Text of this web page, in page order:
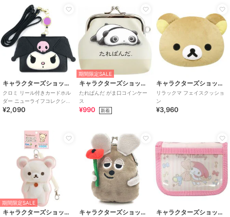
キャラクターズショップ ラフラフ
クロミ リール付きカードホル
ダー ニューライフコレクショ
ン
¥2,090
期間限定SALE
キャラクターズショップ ラフラフ
たれぱんだ がま口コインケー
ス
¥990 新着
キャラクターズショップ ラフラフ
リラックマ フェイスクッショ
ン
¥3,960
期間限定SALE
キャラクターズショップ ラフラフ キャラクターズショップ ラフラフ キャラクターズショップ ラフラフ